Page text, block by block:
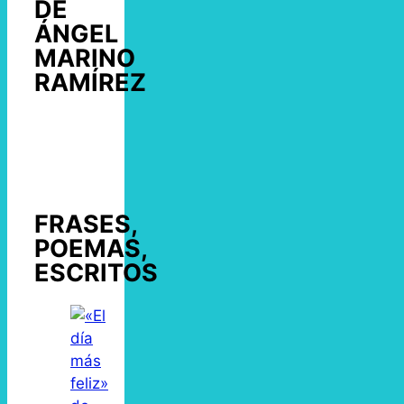
DE
ÁNGEL
MARINO
RAMÍREZ
FRASES,
POEMAS,
ESCRITOS